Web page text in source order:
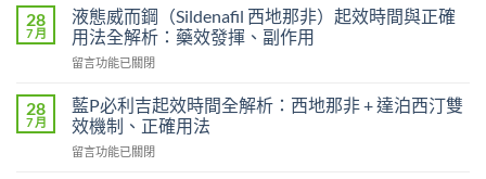
時
間
和
效
持
續
間？
利
勁
效
果
者
使
用
心
28
7 月
液態威而鋼（Sildenafil 西地那非）起效時間與正確
用法全解析：藥效發揮、副作用
在
態
威
而
鋼
留言功能已關閉
28
7 月
藍P必利吉起效時間全解析：西地那非 + 達泊西汀雙
效機制、正確用法
在
留言功能已關閉